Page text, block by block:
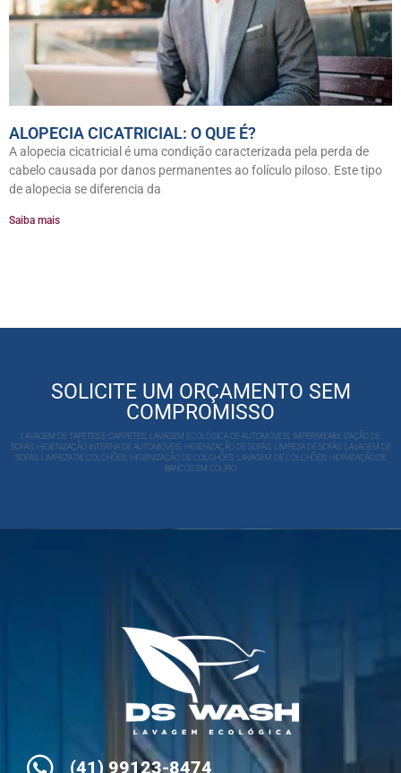
ALOPECIA CICATRICIAL: O QUE É?
A alopecia cicatricial é uma condição caracterizada pela perda de
cabelo causada por danos permanentes ao folículo piloso. Este tipo
de alopecia se diferencia da
Saiba mais
SOLICITE UM ORÇAMENTO SEM
COMPROMISSO
LAVAGEM DE TAPETES E CARPETES, LAVAGEM ECOLÓGICA DE AUTOMÓVEIS, IMPERMEABILIZAÇÃO DE
SOFÁS, HIGIENIZAÇÃO INTERNA DE AUTOMÓVEIS, HIGIENIZAÇÃO DE SOFÁS, LIMPEZA DE SOFÁS, LAVAGEM DE
SOFÁS, LIMPEZA DE COLCHÕES, HIGIENIZAÇÃO DE COLCHÕES, LAVAGEM DE COLCHÕES, HIDRATAÇÃO DE
BANCOS EM COURO
(41) 99123-8474